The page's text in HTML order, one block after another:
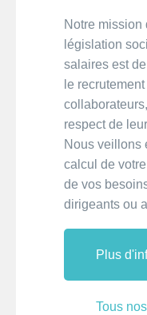
Notre mission
législation
salaires est
le
respect de
Nous veillons
calcul de
de vos
dirigeants ou
Plus
Tous